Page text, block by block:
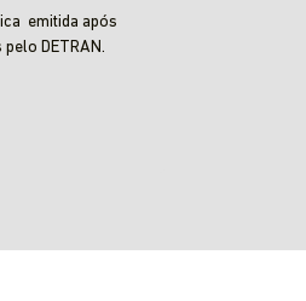
emitida após
DETRAN.